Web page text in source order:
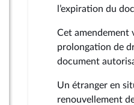
l’expiration du
Cet amendement
prolongation de
document
Un étranger en
renouvellement